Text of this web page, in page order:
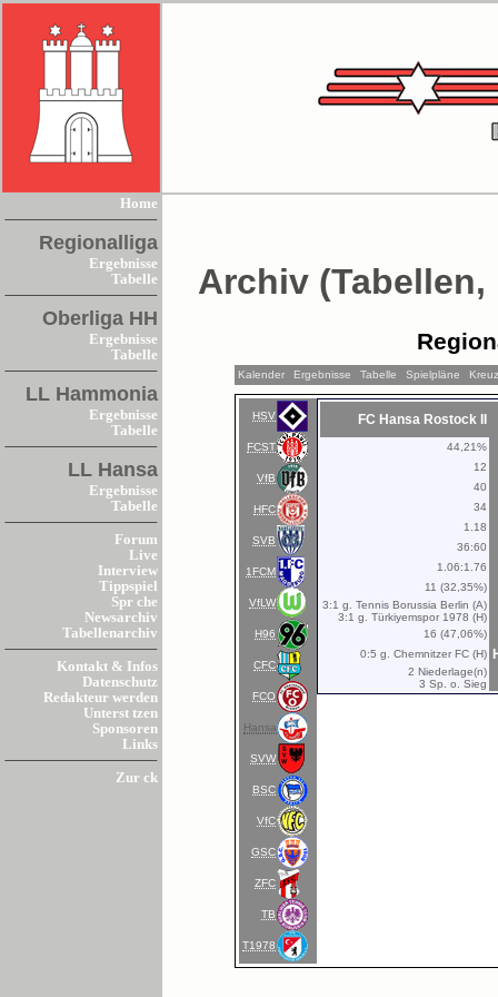
Home
Regionalliga
Ergebnisse
Tabelle
Oberliga HH
Ergebnisse
Tabelle
LL Hammonia
Ergebnisse
Tabelle
LL Hansa
Ergebnisse
Tabelle
Forum
Live
Interview
Tippspiel
Spr che
Newsarchiv
Tabellenarchiv
Kontakt & Infos
Datenschutz
Redakteur werden
Unterst tzen
Sponsoren
Links
Zur ck
Archiv
Kalender Ergebnisse Tabelle Spielpläne
HSV
FCST
VfB
HFC
SVB
1FCM
VfLW
H96
CFC
FCO
Hansa
SVW
BSC
VfC
GSC
ZFC
TB
T1978
FC Hansa Rostock II
44,21%
12
40
34
1.18
36:60
1.06:1.76
11 (32,35%)
3:1 g. Tennis Borussia Berlin (A)
3:1 g. Türkiyemspor 1978 (H)
16 (47,06%)
0:5 g. Chemnitzer FC (H)
2 Niederlage(n)
3 Sp. o. Sieg